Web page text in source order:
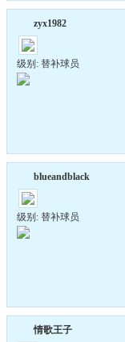
zyx1982
级别: 替补球员
blueandblack
级别: 替补球员
情歌王子